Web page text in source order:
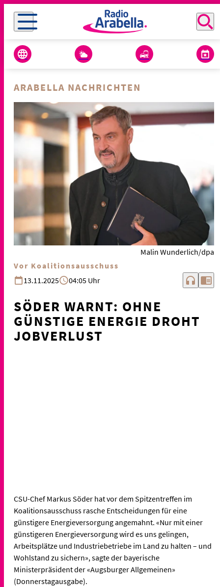
ARABELLA NACHRICHTEN
Malin Wunderlich/dpa
Vor Koalitionsausschuss
13.11.2025
04:05 Uhr headphones chrome_reader_mode
SÖDER WARNT: OHNE
GÜNSTIGE ENERGIE DROHT
JOBVERLUST
CSU-Chef Markus Söder hat vor dem Spitzentreffen im
Koalitionsausschuss rasche Entscheidungen für eine
günstigere Energieversorgung angemahnt. «Nur mit einer
günstigeren Energieversorgung wird es uns gelingen,
Arbeitsplätze und Industriebetriebe im Land zu halten – und
Wohlstand zu sichern», sagte der bayerische
Ministerpräsident der «Augsburger Allgemeinen»
(Donnerstagausgabe).